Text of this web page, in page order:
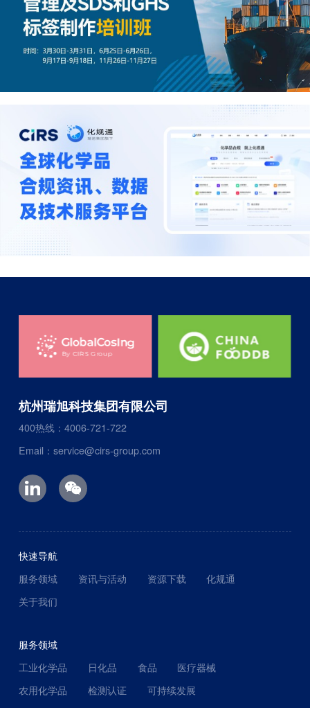
杭州瑞旭科技集团有限公司
400热线：4006-721-722
Email：service@cirs-group.com
快速导航
服务领域
资讯与活动 资源下载
化规通
关于我们
服务领域
工业化学品
日化品 食品
医疗器械
农用化学品
检测认证 可持续发展